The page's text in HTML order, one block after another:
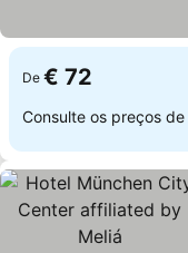
De € 72
Consulte os preços de